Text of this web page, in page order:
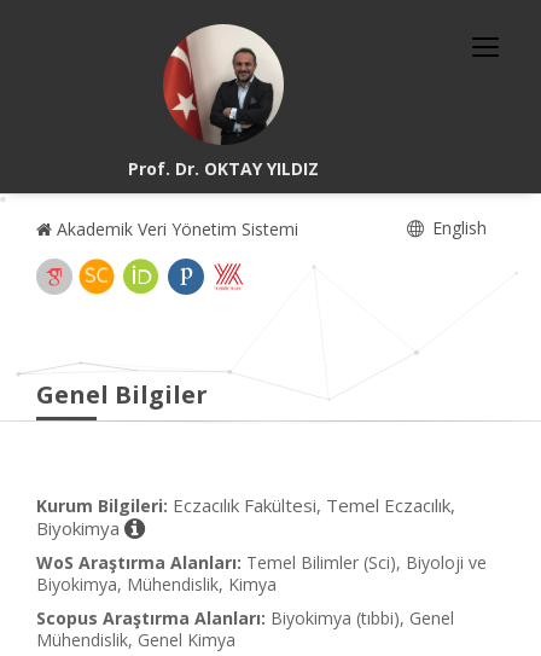
Prof. Dr. OKTAY YILDIZ
Akademik Veri Yönetim Sistemi English
Genel Bilgiler
Kurum Bilgileri: Eczacılık Fakültesi, Temel Eczacılık,
Biyokimya
WoS Araştırma Alanları: Temel Bilimler (Sci), Biyoloji ve
Biyokimya, Mühendislik, Kimya
Scopus Araştırma Alanları: Biyokimya (tıbbi), Genel
Mühendislik, Genel Kimya